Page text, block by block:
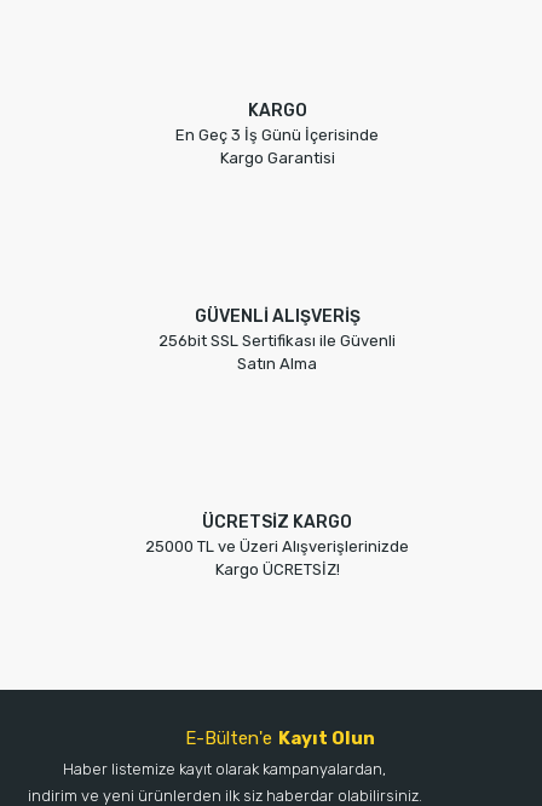
KARGO
En Geç 3 İş Günü İçerisinde
Kargo Garantisi
GÜVENLİ ALIŞVERİŞ
256bit SSL Sertifikası ile Güvenli
Satın Alma
ÜCRETSİZ KARGO
25000 TL ve Üzeri Alışverişlerinizde
Kargo ÜCRETSİZ!
E-Bülten'e Kayıt Olun
Haber listemize kayıt olarak kampanyalardan,
indirim ve yeni ürünlerden ilk siz haberdar olabilirsiniz.